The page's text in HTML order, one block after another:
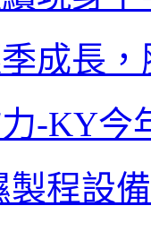
成長
-KY今
製程設